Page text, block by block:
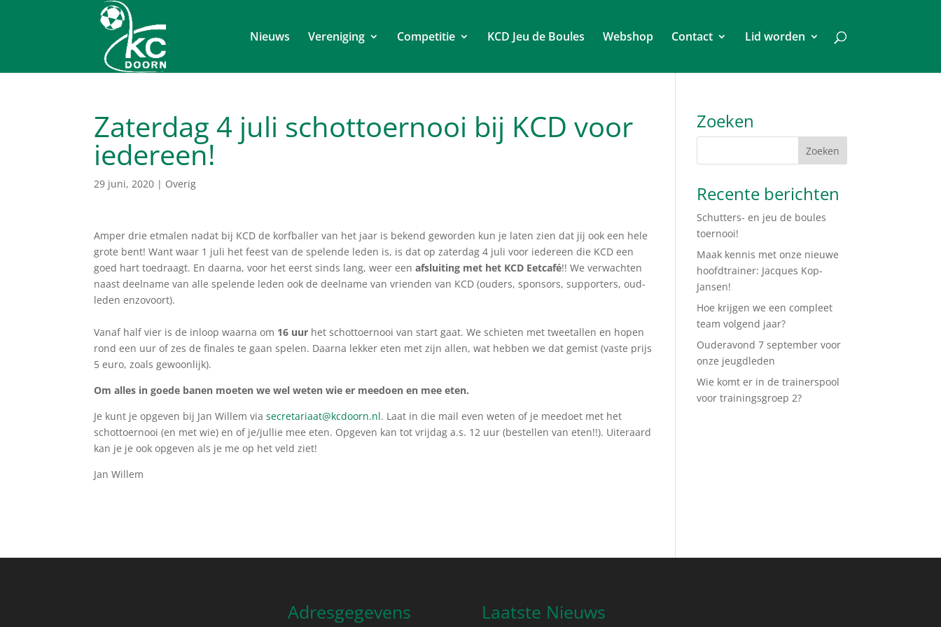
Nieuws Vereniging Competitie KCD Jeu de Boules Webshop Contact Lid worden
Zaterdag 4 juli schottoernooi bij KCD voor
iedereen!
29 juni, 2020 | Overig
Amper drie etmalen nadat bij KCD de korfballer van het jaar is bekend geworden kun je laten zien dat jij ook een hele
grote bent! Want waar 1 juli het feest van de spelende leden is, is dat op zaterdag 4 juli voor iedereen die KCD een
goed hart toedraagt. En daarna, voor het eerst sinds lang, weer eenafsluiting met het KCD Eetcafé!! We verwachten
naast deelname van alle spelende leden ook de deelname van vrienden van KCD (ouders, sponsors, supporters, oud-
leden enzovoort).
Vanaf half vier is de inloop waarna om 16 uur het schottoernooi van start gaat. We schieten met tweetallen en hopen
rond een uur of zes de finales te gaan spelen. Daarna lekker eten met zijn allen, wat hebben we dat gemist (vaste prijs
5 euro, zoals gewoonlijk).
Om alles in goede banen moeten we wel weten wie er meedoen en mee eten.
Je kunt je opgeven bij Jan Willem viasecretariaat@kcdoorn.nl. Laat in die mail even weten of je meedoet met het
schottoernooi (en met wie) en of je/jullie mee eten. Opgeven kan tot vrijdag a.s. 12 uur (bestellen van eten!!). Uiteraard
kan je je ook opgeven als je me op het veld ziet!
Jan Willem
Zoeken
Recente berichten
Schutters- en jeu de boules
toernooi!
Maak kennis met onze nieuwe
hoofdtrainer: Jacques Kop-
Jansen!
Hoe krijgen we een compleet
team volgend jaar?
Ouderavond 7 september voor
onze jeugdleden
Wie komt er in de trainerspool
voor trainingsgroep 2?
Adresgegevens Laatste Nieuws